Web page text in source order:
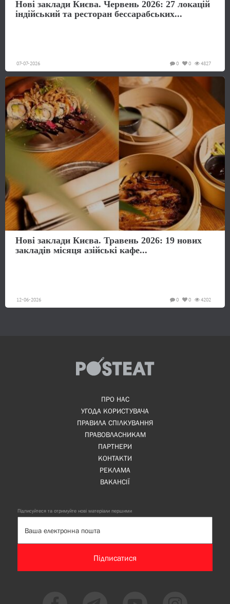
Нові заклади Києва. Червень 2026: 27 локацій
індійський та ресторан бессарабських...
07-07-2026 4827
0
0
Нові заклади Києва. Травень 2026: 19 нових
закладів місяця азійські кафе...
12-06-2026 4202
0
0
ПРО НАС
УГОДА КОРИСТУВАЧА
ПРАВИЛА СПІЛКУВАННЯ
ПРАВОВЛАСНИКАМ
ПАРТНЕРИ
КОНТАКТИ
РЕКЛАМА
ВАКАНСІЇ
Підписуйтеся та отримуйте нові матеріали першими
Підписатися